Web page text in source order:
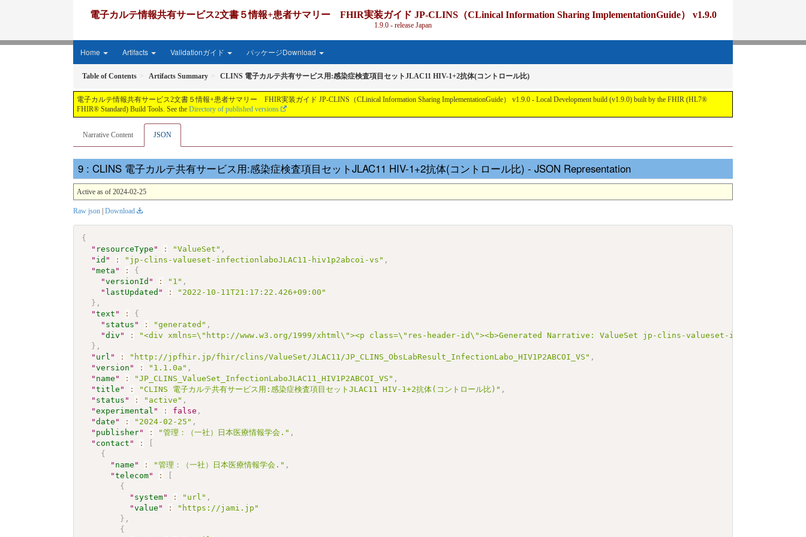
電子カルテ情報共有サービス2文書５情報+患者サマリー FHIR実装ガイド JP-CLINS（CLinical Information Sharing ImplementationGuide） v1.9.0
1.9.0 - release Japan
Home Artifacts Validationガイド パッケージDownload
Table of Contents Artifacts Summary CLINS 電子カルテ共有サービス用:感染症検査項目セットJLAC11 HIV-1+2抗体(コントロール比)
電子カルテ情報共有サービス2文書５情報+患者サマリー FHIR実装ガイド JP-CLINS（CLinical Information Sharing ImplementationGuide） v1.9.0 - Local Development build (v1.9.0) built by the FHIR (HL7®
FHIR® Standard) Build Tools. See the Directory of published versions
Narrative Content JSON
: CLINS 電子カルテ共有サービス用:感染症検査項目セットJLAC11 HIV-1+2抗体(コントロール比) - JSON Representation
Active as of 2024-02-25
Raw json | Download
{
" resourceType " : "ValueSet" ,
" id " : "jp-clins-valueset-infectionlaboJLAC11-hiv1p2abcoi-vs" ,
"meta " :
{
"versionId " : "1" ,
" lastUpdated " :
"2022-10-11T21:17:22.426+09:00"
} ,
"text " :
{
" status " : "generated" ,
"div " :
"<div xmlns=\"http://www.w3.org/1999/xhtml\"><p class=\"res-header-id\"><b>Generated Narrative: ValueSet jp-clins-valueset-
} ,
" url " : "http://jpfhir.jp/fhir/clins/ValueSet/JLAC11/JP_CLINS_ObsLabResult_InfectionLabo_HIV1P2ABCOI_VS" ,
"version " : "1.1.0a" ,
" name " : "JP_CLINS_ValueSet_InfectionLaboJLAC11_HIV1P2ABCOI_VS" ,
"title " : "CLINS 電子カルテ共有サービス用:感染症検査項目セットJLAC11 HIV-1+2抗体(コントロール比)" ,
" status " : "active" ,
"experimental " : false ,
"date " : "2024-02-25" ,
" publisher" : "管理：（一社）日本医療情報学会." ,
" contact " :
{
" name " : "管理：（一社）日本医療情報学会." ,
"telecom" :
{
" system" : "url" ,
"value " :
"https://jami.jp"
} ,
{